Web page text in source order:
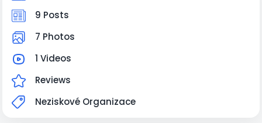
9 Posts
7 Photos
1 Videos
Reviews
Neziskové Organizace